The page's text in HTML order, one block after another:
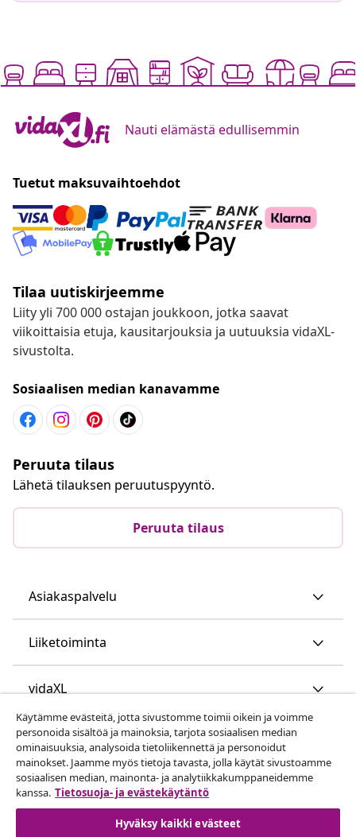
Nauti elämästä edullisemmin
Tuetut maksuvaihtoehdot
Tilaa uutiskirjeemme
Liity yli 700 000 ostajan joukkoon, jotka saavat
viikoittaisia etuja, kausitarjouksia ja uutuuksia vidaXL-
sivustolta.
Sosiaalisen median kanavamme
Peruuta tilaus
Lähetä tilauksen peruutuspyyntö.
Peruuta tilaus
Asiakaspalvelu
Liiketoiminta
vidaXL
Löydä lisää
Käytämme evästeitä, jotta sivustomme toimii oikein ja voimme
personoida sisältöä ja mainoksia, tarjota sosiaalisen median
ominaisuuksia, analysoida tietoliikennettä ja personoidut
mainokset. Jaamme myös tietoja tavasta, jolla käytät sivustoamme
sosiaalisen median, mainonta- ja analytiikkakumppaneidemme
kanssa. Tietosuoja- ja evästekäytäntö
Hyväksy kaikki evästeet